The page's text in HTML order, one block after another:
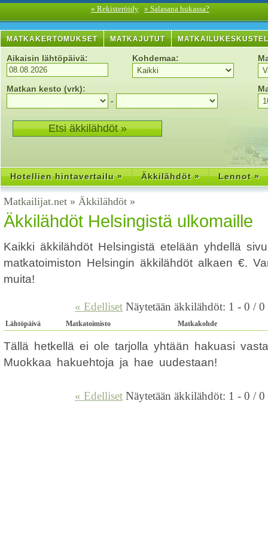
» Rekisteröidy » Salasana hukassa?
MATKAKERTOMUKSET MATKAJUTUT
Aikaisin lähtöpäivä: Kohdemaa:
Matkan kesto (vrk):
-
Hotellien hintavertailu » Äkkilähdöt » Lennot »
Matkailijat.net » Äkkilähdöt »
Äkkilähdöt Helsingistä ulkomaille
Kaikki äkkilähdöt Helsingistä etelään yhdellä
matkatoimiston Helsingin äkkilähdöt alkaen €.
muita!
« Edelliset Näytetään äkkilähdöt: 1 - 0 / 0
Lähtöpäivä Matkatoimisto Matkakohde
Tällä hetkellä ei ole tarjolla yhtään hakuasi
Muokkaa hakuehtoja ja hae uudestaan!
« Edelliset Näytetään äkkilähdöt: 1 - 0 / 0